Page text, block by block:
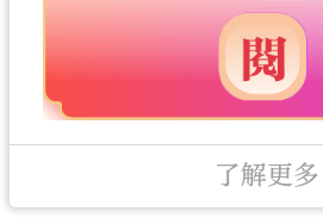
了解更多